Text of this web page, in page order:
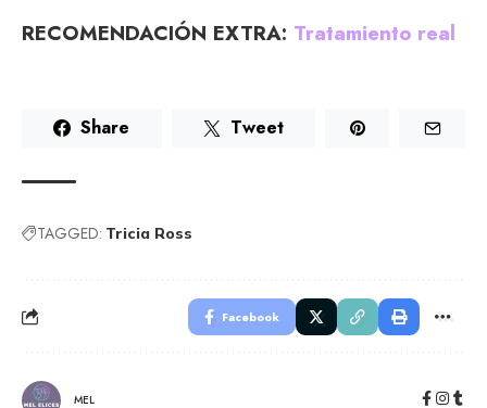
RECOMENDACIÓN EXTRA: Tratamiento real
Share Tweet
TAGGED: Tricia Ross
Facebook
MEL